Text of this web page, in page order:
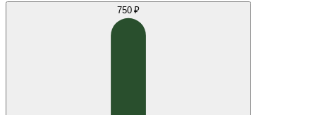
750 ₽